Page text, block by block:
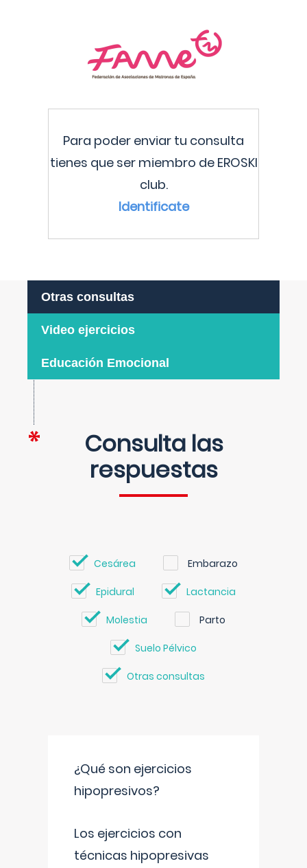
Para poder enviar tu consulta
tienes que ser miembro de EROSKI
club.
Identificate
Otras consultas
Video ejercicios
Educación Emocional
Consulta las
respuestas
Cesárea Embarazo
Epidural Lactancia
Molestia Parto
Suelo Pélvico
Otras consultas
¿Qué son ejercicios
hipopresivos?
Los ejercicios con
técnicas hipopresivas